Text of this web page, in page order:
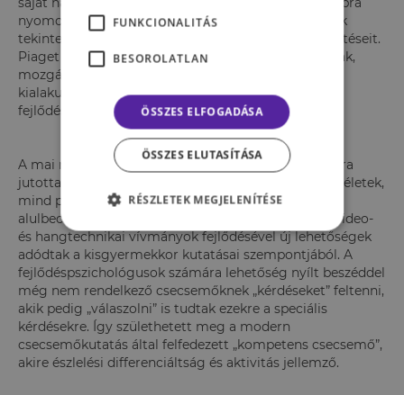
nyomon. A gyermekei megfigyeléséből vonta le sok
tekintetben ma is helytálló tudományos következtetéseit.
Piaget többek között a gyermekek gondolkodásának,
mozgásos fejlődésének és a tárgyállandóság
kialakulásának témakörével gazdagította a
fejlődéslélektan tudományát.
A mai modern csecsemőkutatás következtetései arra
jutottak, hogy mind a pszichoanalitikus fejlődéselméletek,
mind pedig Piaget, részben túl-, részben pedig
alulbecsülték a kicsik készségeit és képességeit. A video-
és hangtechnikai vívmányok fejlődésével új lehetőségek
adódtak a kisgyermekkor kutatásai szempontjából. A
fejlődéspszichológusok számára lehetőség nyílt beszéddel
még nem rendelkező csecsemőknek „kérdéseket” feltenni,
akik pedig „válaszolni” is tudtak ezekre a speciális
kérdésekre. Így születhetett meg a modern
csecsemőkutatás által felfedezett „kompetens csecsemő”,
akire észlelési differenciáltság és aktivitás jellemző.
FUNKCIONALITÁS
BESOROLATLAN
ÖSSZES ELFOGADÁSA
ÖSSZES ELUTASÍTÁSA
RÉSZLETEK MEGJELENÍTÉSE